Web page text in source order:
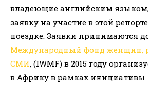
владеющие английским
заявку на участие в этой
поездке. Заявки принимаются до
Международный фонд женщин,
СМИ, (IWMF) в 2015 году
в Африку в рамках инициативы